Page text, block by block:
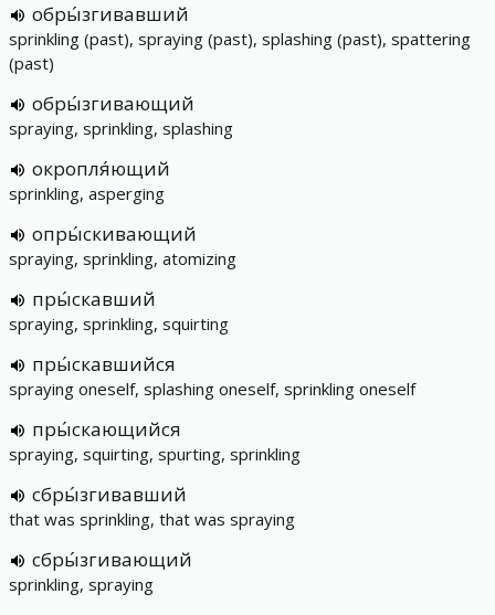
обры́згивавший
sprinkling (past), spraying (past), splashing (past), spattering
(past)
обры́згивающий
spraying, sprinkling, splashing
окропля́ющий
sprinkling, asperging
опры́скивающий
spraying, sprinkling, atomizing
пры́скавший
spraying, sprinkling, squirting
пры́скавшийся
spraying oneself, splashing oneself, sprinkling oneself
пры́скающийся
spraying, squirting, spurting, sprinkling
сбры́згивавший
that was sprinkling, that was spraying
сбры́згивающий
sprinkling, spraying